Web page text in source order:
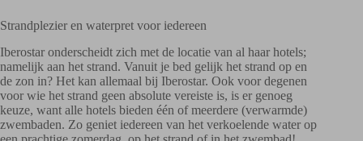
Strandplezier en waterpret voor iedereen
Iberostar onderscheidt zich met de locatie van al haar hotels;
namelijk aan het strand. Vanuit je bed gelijk het strand op en
de zon in? Het kan allemaal bij Iberostar. Ook voor degenen
voor wie het strand geen absolute vereiste is, is er genoeg
keuze, want alle hotels bieden één of meerdere (verwarmde)
zwembaden. Zo geniet iedereen van het verkoelende water op